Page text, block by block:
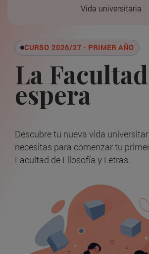
Vida universitaria
CURSO 2026/27 · PRIMER AÑO
La
espera
Descubre tu nueva vida
necesitas para comenzar tu
Facultad de Filosofía y Letras.